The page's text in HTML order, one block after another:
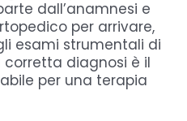
dall’anamnesi e
per arrivare,
esami strumentali di
diagnosi è il
per una terapia